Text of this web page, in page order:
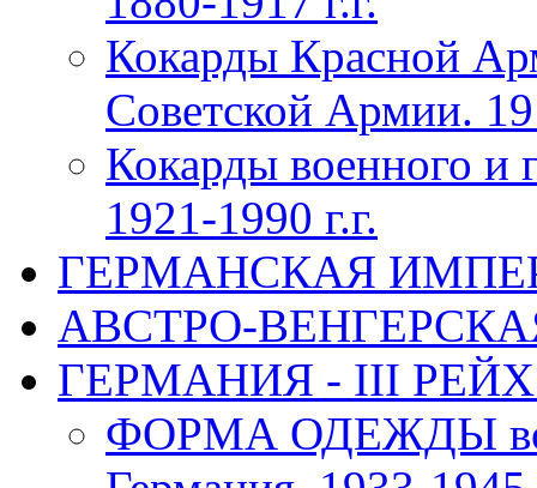
Кокарды Красной
Советской Армии.
Кокарды военного и
1921-1990 г.г.
ГЕРМАНСКАЯ
АВСТРО-
ГЕРМАНИЯ - III РЕЙХ
ФОРМА ОДЕЖДЫ